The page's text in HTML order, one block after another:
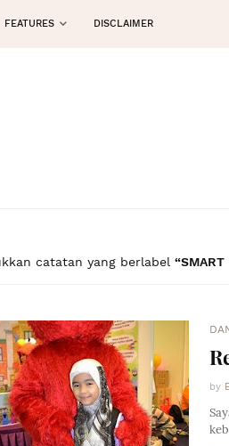
FEATURES DISCLAIMER
catatan yang berlabel SMART
by